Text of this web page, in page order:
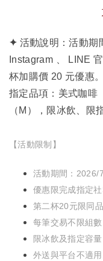
✦ 活動說明：活動期
Instagram
LINE
杯加購價 20 元優惠。
指定品項：美式咖啡
（M），限冰飲、限
【活動限制】
活動期間：2026/
優惠限完成指定社
第二杯20元限同
每筆交易不限組
限冰飲及指定容
外送與平台不適用